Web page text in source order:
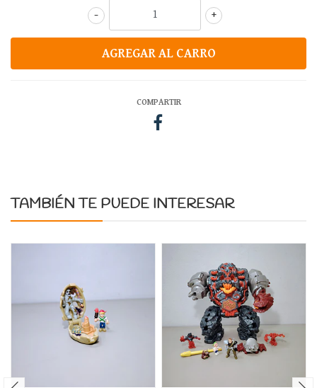
+
-
COMPARTIR
TAMBIÉN TE PUEDE INTERESAR